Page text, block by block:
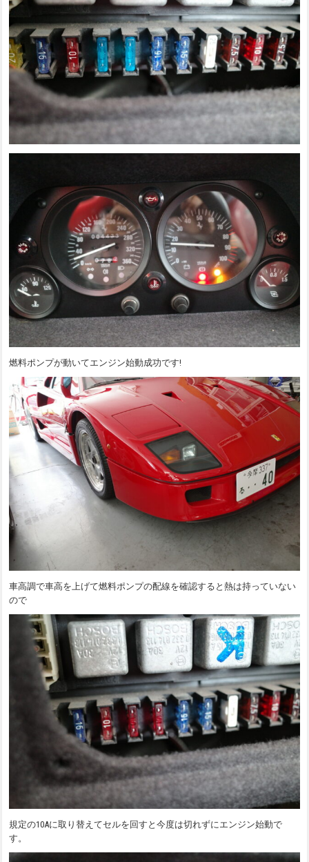
燃料ポンプが動いてエンジン始動成功です!
車高調で車高を上げて燃料ポンプの配線を確認すると熱は持っていない
ので
規定の10Aに取り替えてセルを回すと今度は切れずにエンジン始動で
す。